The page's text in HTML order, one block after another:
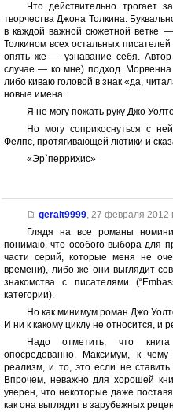
Что действительно
творчества Джона Толкина.
в каждой важной сюжетной ветке
Толкином всех остальных
опять же — узнавание себя.
случае — ко мне) подход.
либо киваю головой в знак «да,
новые имена.
Я не могу пожать руку Джо
Но могу соприкоснуться с
Фелпс, протягивающей лютики и
«Эр`перрихис»
geralt9999, 27 февраля 2012
Глядя на все романы
понимаю, что особого выбора для
части серий, которые меня не
времени), либо же они выглядит
знакомства с писателями
категории).
Но как минимум роман Джо
И ни к какому циклу не относится,
Надо отметить, что
опосредованно. Максимум, к
реализм, и то, это если не ставить
Впрочем, неважно для хорошей
уверен, что некоторые даже
как она выглядит в зарубежных